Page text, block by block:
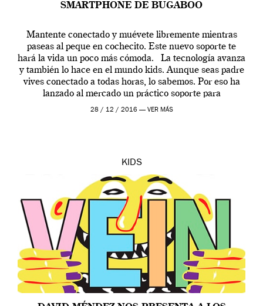
SMARTPHONE DE BUGABOO
Mantente conectado y muévete libremente mientras
paseas al peque en cochecito. Este nuevo soporte te
hará la vida un poco más cómoda. La tecnología avanza
y también lo hace en el mundo kids. Aunque seas padre
vives conectado a todas horas, lo sabemos. Por eso ha
lanzado al mercado un práctico soporte para
smartphone, […]
28 / 12 / 2016 — VER MÁS
KIDS